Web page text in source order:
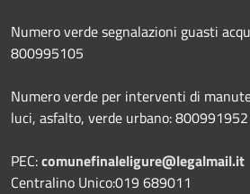
Numero verde segnalazioni guasti
800995105
Numero verde per interventi di
luci, asfalto, verde urbano: 800991952
PEC:comunefinaleligure@legalmail.it
Centralino Unico:019 689011